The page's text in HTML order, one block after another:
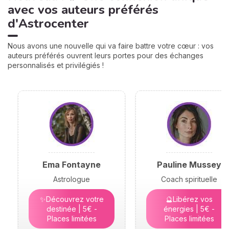
avec vos auteurs préférés
d'Astrocenter
Nous avons une nouvelle qui va faire battre votre cœur : vos
auteurs préférés ouvrent leurs portes pour des échanges
personnalisés et privilégiés !
Ema Fontayne
Astrologue
✨Découvrez votre
destinée | 5€ -
Places limitées
Pauline Mussey
Coach spirituelle
🔮Libérez vos
énergies | 5€ -
Places limitées